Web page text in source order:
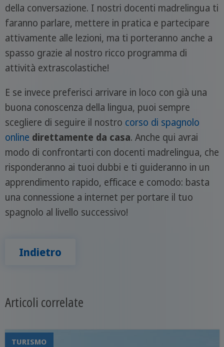
della conversazione. I nostri docenti madrelingua ti
faranno parlare, mettere in pratica e partecipare
attivamente alle lezioni, ma ti porteranno anche a
spasso grazie al nostro ricco programma di
attività extrascolastiche!
E se invece preferisci arrivare in loco con già una
buona conoscenza della lingua, puoi sempre
scegliere di seguire il nostro corso di spagnolo
online direttamente da casa. Anche qui avrai
modo di confrontarti con docenti madrelingua, che
risponderanno ai tuoi dubbi e ti guideranno in un
apprendimento rapido, efficace e comodo: basta
una connessione a internet per portare il tuo
spagnolo al livello successivo!
Indietro
Articoli correlate
TURISMO